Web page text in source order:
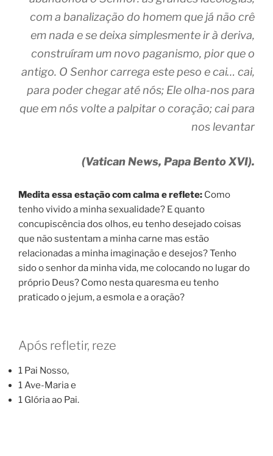
com a banalização do homem que já não crê
em nada e se deixa simplesmente ir à deriva,
construíram um novo paganismo, pior que o
antigo. O Senhor carrega este peso e cai… cai,
para poder chegar até nós; Ele olha-nos para
que em nós volte a palpitar o coração; cai para
nos levantar
(Vatican News, Papa Bento XVI).
Medita essa estaçãocom calma e reflete: Como
tenho vivido a minha sexualidade? E quanto
concupiscência dos olhos, eu tenho desejado coisas
que não sustentam a minha carne mas estão
relacionadas a minha imaginação e desejos? Tenho
sido o senhor da minha vida, me colocando no lugar do
próprio Deus? Como nesta quaresma eu tenho
praticado o jejum, a esmola e a oração?
Após refletir, reze
1 Pai Nosso,
1 Ave-Maria e
1 Glória ao Pai.